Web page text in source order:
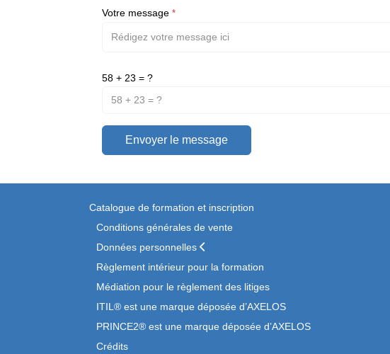
Votre message *
58 + 23 = ?
Envoyer le message
Catalogue de formation et inscription
Conditions générales de vente
Données personnelles
Règlement intérieur pour la formation
Médiation pour le règlement des litiges
ITIL® est une marque déposée d’AXELOS
PRINCE2® est une marque déposée d’AXELOS
Crédits